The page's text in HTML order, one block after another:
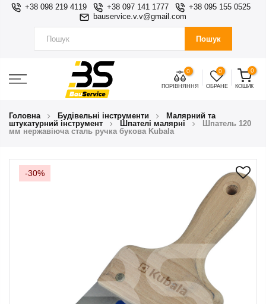
+38 098 219 4119 +38 097 141 1777
+38 095 155 0525
bauservice.v.v@gmail.com
Пошук
0
ПОРІВНЯННЯ
0
ОБРАНЕ
0
КОШИК
Головна Будівельні інструменти
Малярний та
штукатурний інструмент
Шпателі малярні
Шпатель 120
мм нержавіюча сталь ручка букова Kubala
-30%